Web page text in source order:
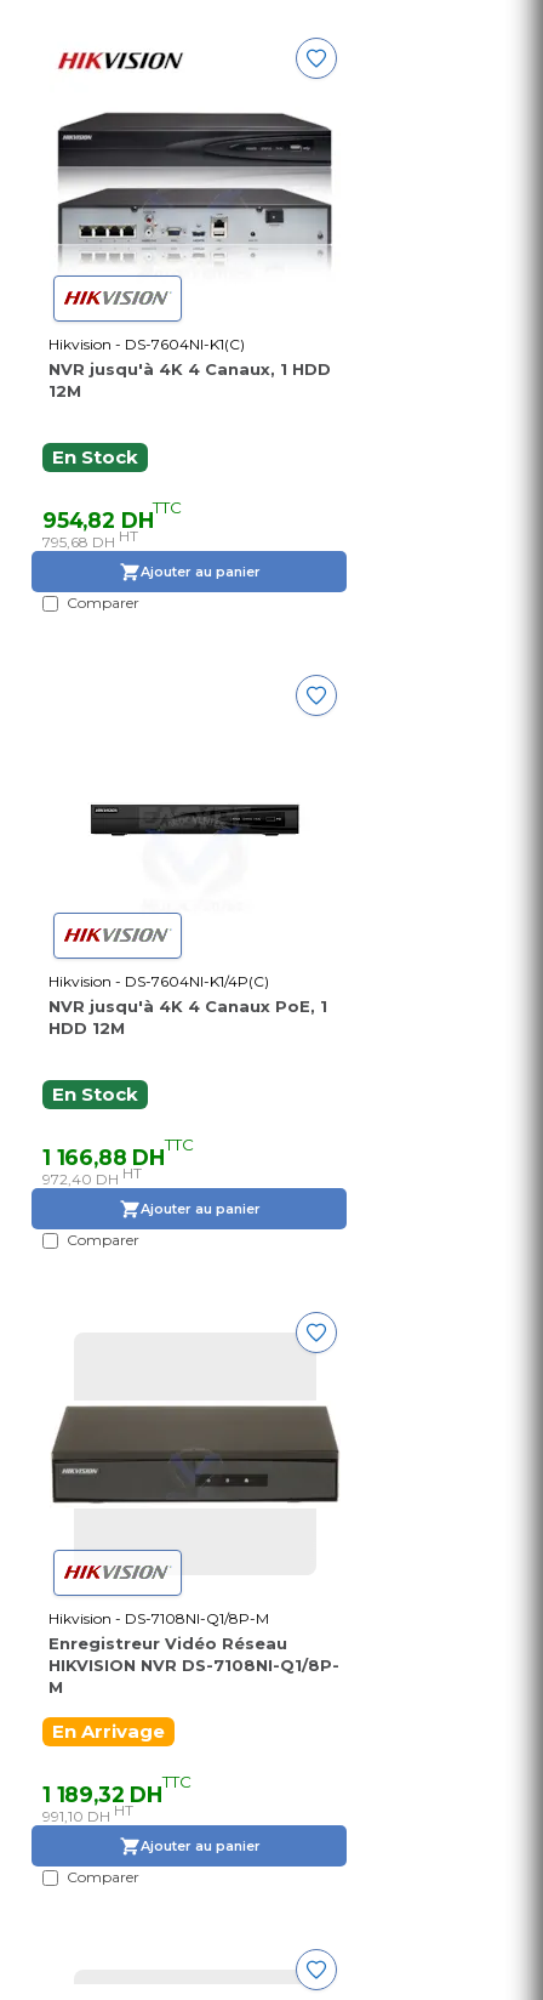
Hikvision - DS-7604NI-K1(C)
NVR jusqu'à 4K 4 Canaux, 1 HDD
12M
En Stock
954,82 DHTTC
795,68 DH HT
Ajouter au panier
Comparer
Hikvision - DS-7604NI-K1/4P(C)
NVR jusqu'à 4K 4 Canaux PoE, 1
HDD 12M
En Stock
1 166,88 DHTTC
972,40 DH HT
Ajouter au panier
Comparer
Hikvision - DS-7108NI-Q1/8P-M
Enregistreur Vidéo Réseau
HIKVISION NVR DS-7108NI-Q1/8P-
M
En Arrivage
1 189,32 DHTTC
991,10 DH HT
Ajouter au panier
Comparer